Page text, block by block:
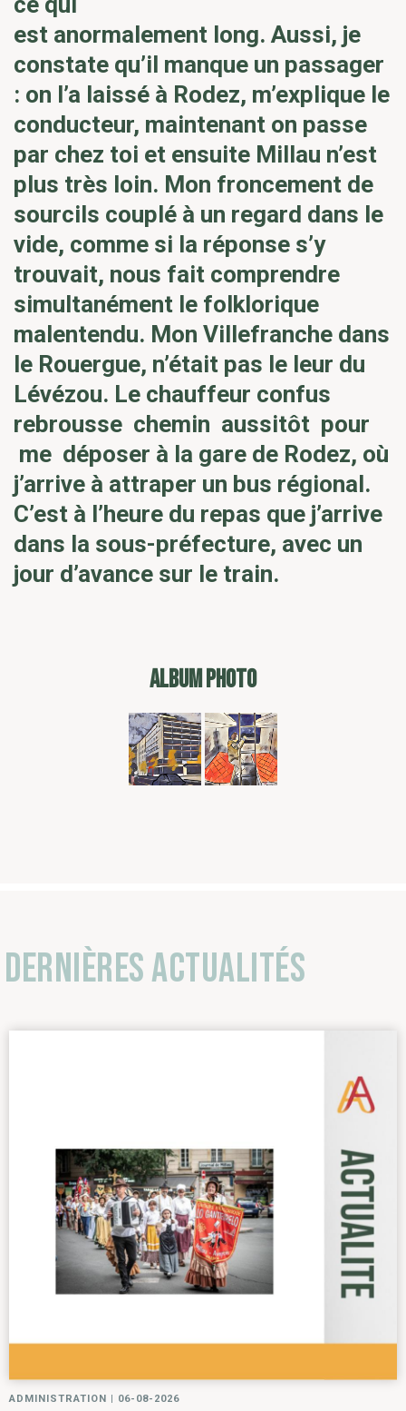
est anormalement long. Aussi, je
constate qu’il manque un passager
: on l’a laissé à Rodez, m’explique le
conducteur, maintenant on passe
par chez toi et ensuite Millau n’est
plus très loin. Mon froncement de
sourcils couplé à un regard dans le
vide, comme si la réponse s’y
trouvait, nous fait comprendre
simultanément le folklorique
malentendu. Mon Villefranche dans
le Rouergue, n’était pas le leur du
Lévézou. Le chauffeur confus
rebrousse chemin aussitôt pour
me déposer à la gare de Rodez, où
j’arrive à attraper un bus régional.
C’est à l’heure du repas que j’arrive
dans la sous-préfecture, avec un
jour d’avance sur le train.
ALBUM PHOTO
Dernières actualités
ADMINISTRATION | 06-08-2026